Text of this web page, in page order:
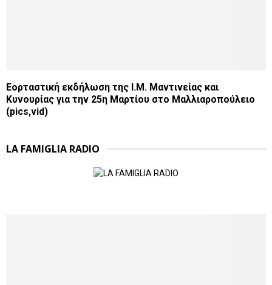
Εορταστική εκδήλωση της Ι.Μ. Μαντινείας και
Κυνουρίας για την 25η Μαρτίου στο Μαλλιαροπούλειο
(pics,vid)
LA FAMIGLIA RADIO